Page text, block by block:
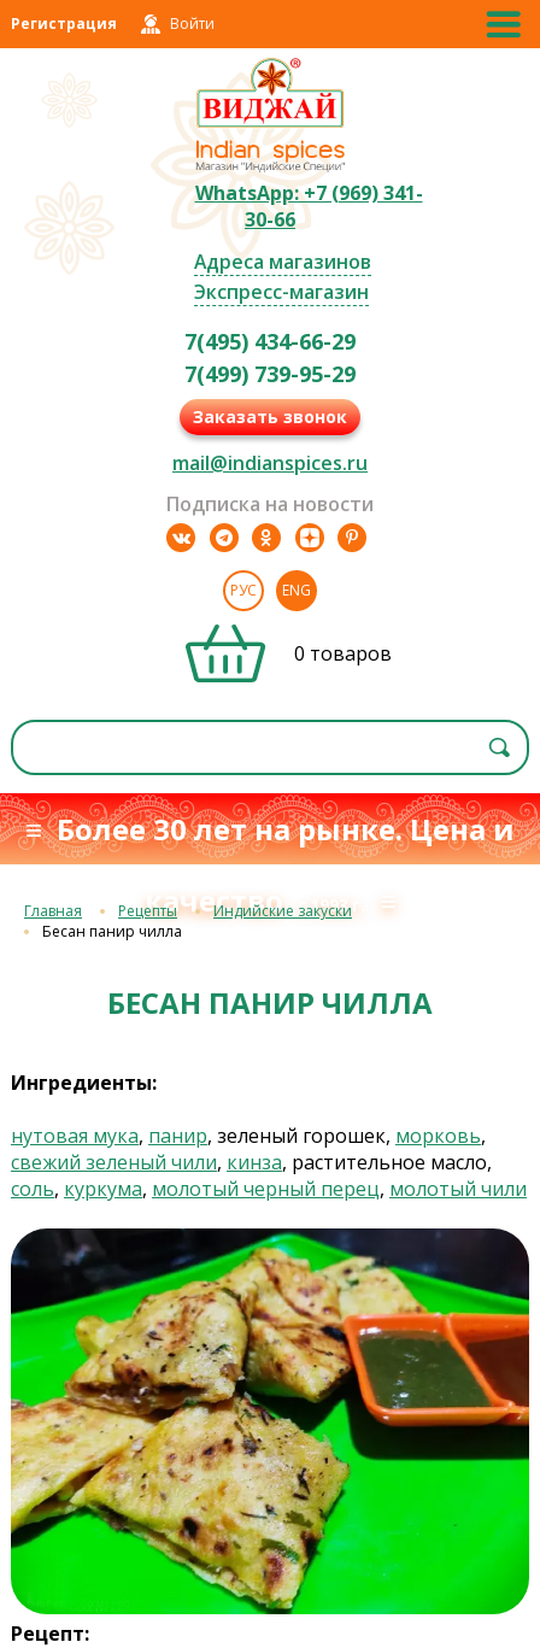
Регистрация Войти
WhatsApp: +7 (969) 341-
30-66
Адреса магазинов
Экспресс-магазин
7(495) 434-66-29
7(499) 739-95-29
Заказать звонок
mail@indianspices.ru
Подписка на новости
РУС ENG
0 товаров
≡ Более 30 лет на рынке. Цена и
качество с 1993 г. ≡
Главная Рецепты
Индийские закуски
Бесан панир чилла
БЕСАН ПАНИР ЧИЛЛА
Ингредиенты:
нутовая мука, панир, зеленый горошек, морковь,
свежий зеленый чили, кинза, растительное масло,
соль, куркума, молотый черный перец, молотый чили
Рецепт: